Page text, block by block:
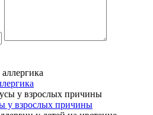
у взрослых причины